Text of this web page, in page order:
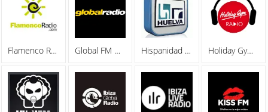
Flamenco Radio Global FM Madrid Hispanidad Radio 101.8 FM Holiday Gym FM